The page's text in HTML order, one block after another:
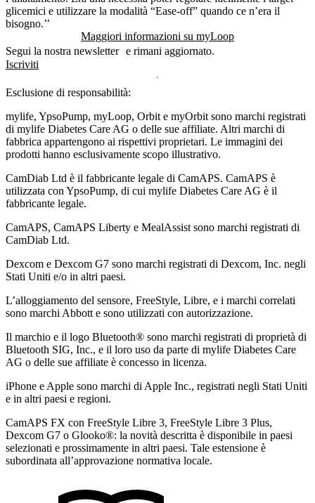
glicemici e utilizzare la modalità “Ease-off” quando ce n’era il
bisogno.’’
Maggiori informazioni su myLoop
Segui la nostra newsletter e rimani aggiornato.
Iscriviti
Esclusione di responsabilità:
mylife, YpsoPump, myLoop, Orbit e myOrbit sono marchi registrati
di mylife Diabetes Care AG o delle sue affiliate. Altri marchi di
fabbrica appartengono ai rispettivi proprietari. Le immagini dei
prodotti hanno esclusivamente scopo illustrativo.
CamDiab Ltd è il fabbricante legale di CamAPS. CamAPS è
utilizzata con YpsoPump, di cui mylife Diabetes Care AG è il
fabbricante legale.
CamAPS, CamAPS Liberty e MealAssist sono marchi registrati di
CamDiab Ltd.
Dexcom e Dexcom G7 sono marchi registrati di Dexcom, Inc. negli
Stati Uniti e/o in altri paesi.
L’alloggiamento del sensore, FreeStyle, Libre, e i marchi correlati
sono marchi Abbott e sono utilizzati con autorizzazione.
Il marchio e il logo Bluetooth® sono marchi registrati di proprietà di
Bluetooth SIG, Inc., e il loro uso da parte di mylife Diabetes Care
AG o delle sue affiliate è concesso in licenza.
iPhone e Apple sono marchi di Apple Inc., registrati negli Stati Uniti
e in altri paesi e regioni.
CamAPS FX con FreeStyle Libre 3, FreeStyle Libre 3 Plus,
Dexcom G7 o Glooko®: la novità descritta è disponibile in paesi
selezionati e prossimamente in altri paesi. Tale estensione è
subordinata all’approvazione normativa locale.